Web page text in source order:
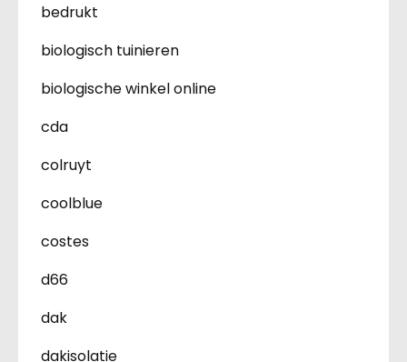
bedrukt
biologisch tuinieren
biologische winkel online
cda
colruyt
coolblue
costes
d66
dak
dakisolatie